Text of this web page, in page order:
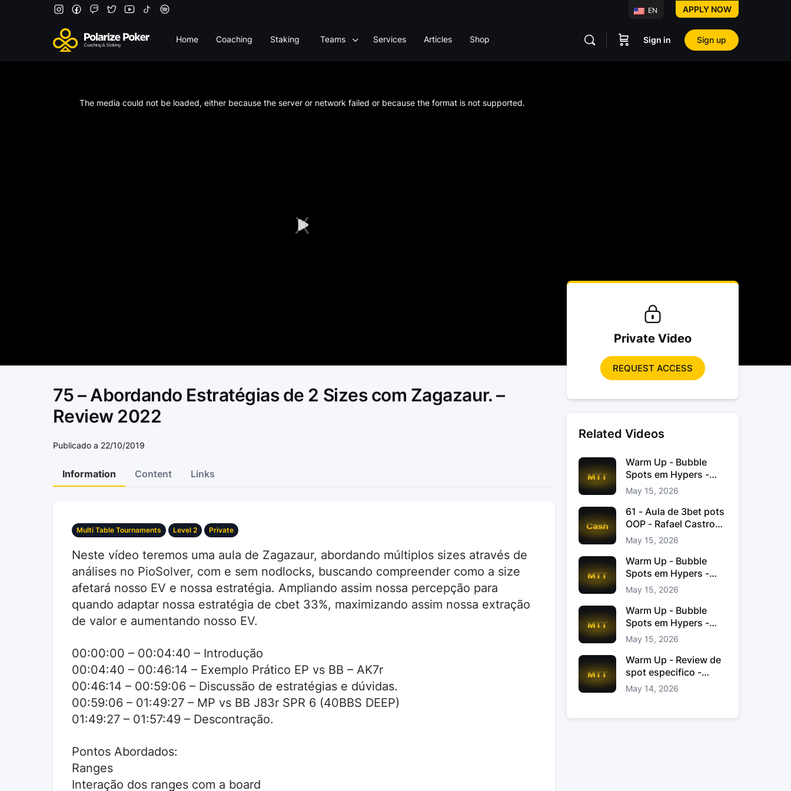
EN APPLY NOW
Home Coaching Staking Teams Services Articles Shop Sign in Sign up
Play
The media could not be loaded, either because the server or network failed or because the format is not supported.
75 – Abordando Estratégias de 2 Sizes com Zagazaur. –
Review 2022
Publicado a 22/10/2019
Information Content Links
Multi Table Tournaments Level 2 Private
Neste vídeo teremos uma aula de Zagazaur, abordando múltiplos sizes através de
análises no PioSolver, com e sem nodlocks, buscando compreender como a size
afetará nosso EV e nossa estratégia. Ampliando assim nossa percepção para
quando adaptar nossa estratégia de cbet 33%, maximizando assim nossa extração
de valor e aumentando nosso EV.
00:00:00 – 00:04:40 – Introdução
00:04:40 – 00:46:14 – Exemplo Prático EP vs BB – AK7r
00:46:14 – 00:59:06 – Discussão de estratégias e dúvidas.
00:59:06 – 01:49:27 – MP vs BB J83r SPR 6 (40BBS DEEP)
01:49:27 – 01:57:49 – Descontração.
Pontos Abordados:
Ranges
Interação dos ranges com a board
Private Video
REQUEST ACCESS
Related Videos
Warm Up - Bubble
Spots em Hypers -
João “JoaoChef“
Branco
May 15, 2026
61 - Aula de 3bet pots
OOP - Rafael Castro
Jacinto
May 15, 2026
Warm Up - Bubble
Spots em Hypers -
João “JoaoChef“
Branco
May 15, 2026
Warm Up - Bubble
Spots em Hypers -
João JoaoChef
Branco
May 15, 2026
Warm Up - Review de
spot especifico -
xinas85
May 14, 2026